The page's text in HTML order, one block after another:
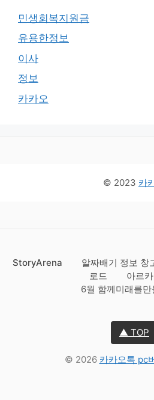
민생회복지원금
유용한정보
이사
정보
카카오
© 2023 카
StoryArena 알짜배기 정보 창
로드
아르
6월 함께미래를만
▲ TOP
© 2026 카카오톡 pc